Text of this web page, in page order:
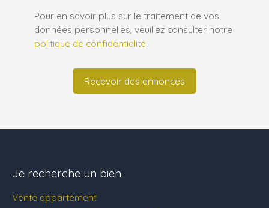
Pour en savoir plus sur le traitement de vos
données personnelles, veuillez consulter notre
politique de confidentialité.
Recevoir des annonces
Je recherche un bien
Vente appartement